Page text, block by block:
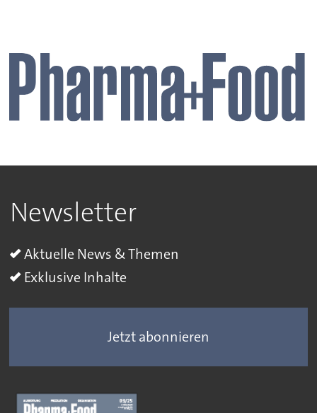
Newsletter
Aktuelle News & Themen
Exklusive Inhalte
Jetzt abonnieren